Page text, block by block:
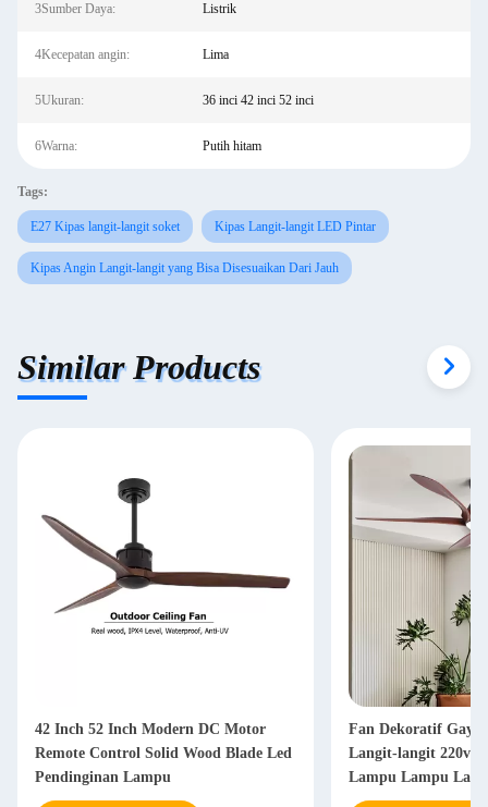
3Sumber Daya: Listrik
4Kecepatan angin: Lima
5Ukuran: 36 inci 42 inci 52 inci
6Warna: Putih hitam
Tags:
E27 Kipas langit-langit soket Kipas Langit-langit LED Pintar
Kipas Angin Langit-langit yang Bisa Disesuaikan Dari Jauh
Similar Products
42 Inch 52 Inch Modern DC Motor
Remote Control Solid Wood Blade Led
Pendinginan Lampu
Fan Dekoratif Gaya
Langit-langit 220v
Lampu Lampu